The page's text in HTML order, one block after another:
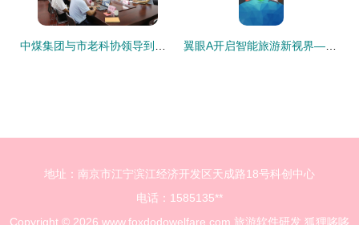
地址：南京市江宁滨江经济开发区天成路18号科创中心
电话：1585135**
Copyright © 2026 www.foxdodowelfare.com 旅游软件研发 狐狸哆哆